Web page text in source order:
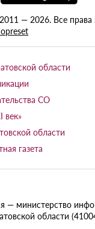
— 2026. Все
области
СО
век»
области
газета
— министерство
области